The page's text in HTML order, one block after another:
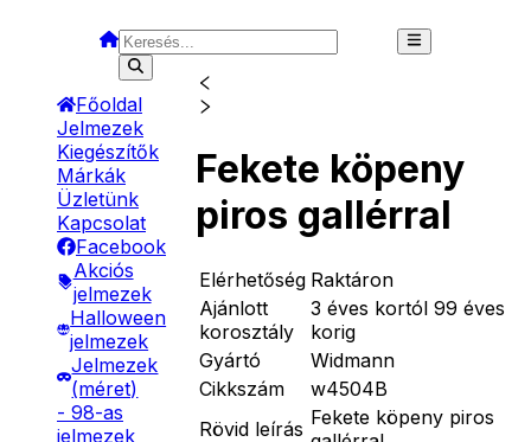
Főoldal
Jelmezek
Kiegészítők
Márkák
Üzletünk
Kapcsolat
Facebook
Akciós
jelmezek
Halloween
jelmezek
Jelmezek
(méret)
- 98-as
jelmezek
Fekete köpeny
piros gallérral
Elérhetőség Raktáron
Ajánlott
korosztály
3 éves kortól 99 éves
korig
Gyártó
Widmann
Cikkszám
w4504B
Rövid leírás Fekete köpeny piros